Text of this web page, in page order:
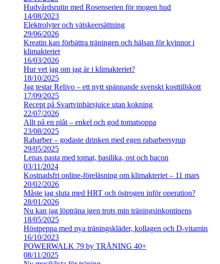
Hudvårdsrutin med Rosenserien för mogen hud
14/08/2023
Elektrolyter och vätskeersättning
29/06/2026
Kreatin kan förbättra träningen och hälsan för kvinnor i
klimakteriet
16/03/2026
Hur vet jag om jag är i klimakteriet?
18/10/2025
Jag testar Relivo – ett nytt spännande svenskt kosttillskott
17/09/2025
Recept på Svartvinbärsjuice utan kokning
22/07/2026
Allt på en plåt – enkel och god tomatsoppa
23/08/2025
Rabarber – godaste drinken med egen rabarbersyrup
29/05/2025
Lenas pasta med tomat, basilika, ost och bacon
03/11/2024
Kostnadsfri online-föreläsning om klimakteriet – 11 mars
20/02/2026
Måste jag sluta med HRT och östrogen inför operation?
28/01/2026
Nu kan jag löpträna igen trots min träningsinkontinens
18/05/2025
Höstpeppa med nya träningskläder, kollagen och D-vitamin
16/10/2023
POWERWALK 79 by TRÄNING 40+
08/11/2025